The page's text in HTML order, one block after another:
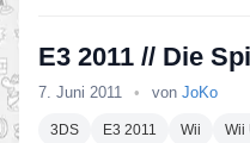
E3 2011 // Die
7. Juni 2011 • von JoKo
3DS E3 2011 Wii Wii